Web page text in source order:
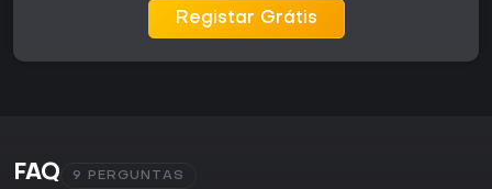
Registar Grátis
FAQ 9 PERGUNTAS